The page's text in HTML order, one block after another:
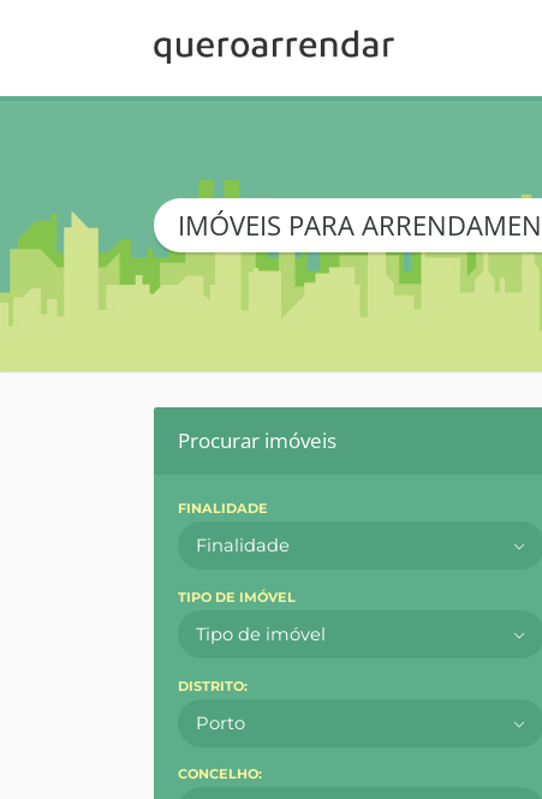
IMÓVEIS PARA
Procurar imóveis
FINALIDADE
Finalidade
TIPO DE IMÓVEL
Tipo de imóvel
DISTRITO:
Porto
CONCELHO: